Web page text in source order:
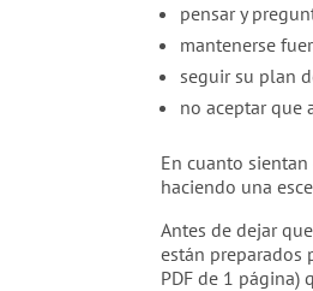
pensar y
mantenerse
seguir su plan
no aceptar que
En cuanto
haciendo una
Antes de dejar
están preparados
PDF de 1 página)